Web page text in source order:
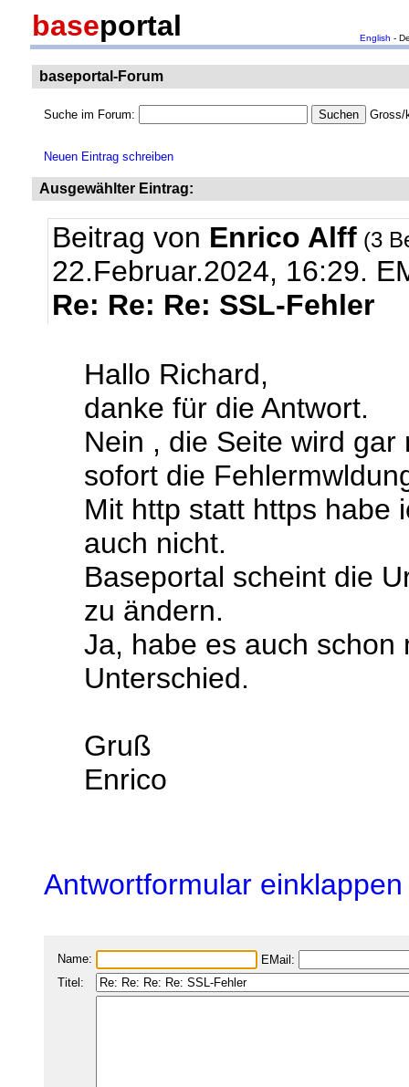
baseportal English -
baseportal-Forum
Suche im Forum: Gross/
Neuen Eintrag schreiben
Ausgewählter Eintrag:
Beitrag von Enrico Alff (3
22.Februar.2024, 16:29.
Re: Re: Re: SSL-Fehler
Hallo Richard,
danke für die Antwort.
Nein , die Seite wird
sofort die
Mit http statt https habe
auch nicht.
Baseportal scheint die
zu ändern.
Ja, habe es auch schon
Unterschied.
Gruß
Enrico
Antwortformular einklappen
Name:
EMail:
Titel: